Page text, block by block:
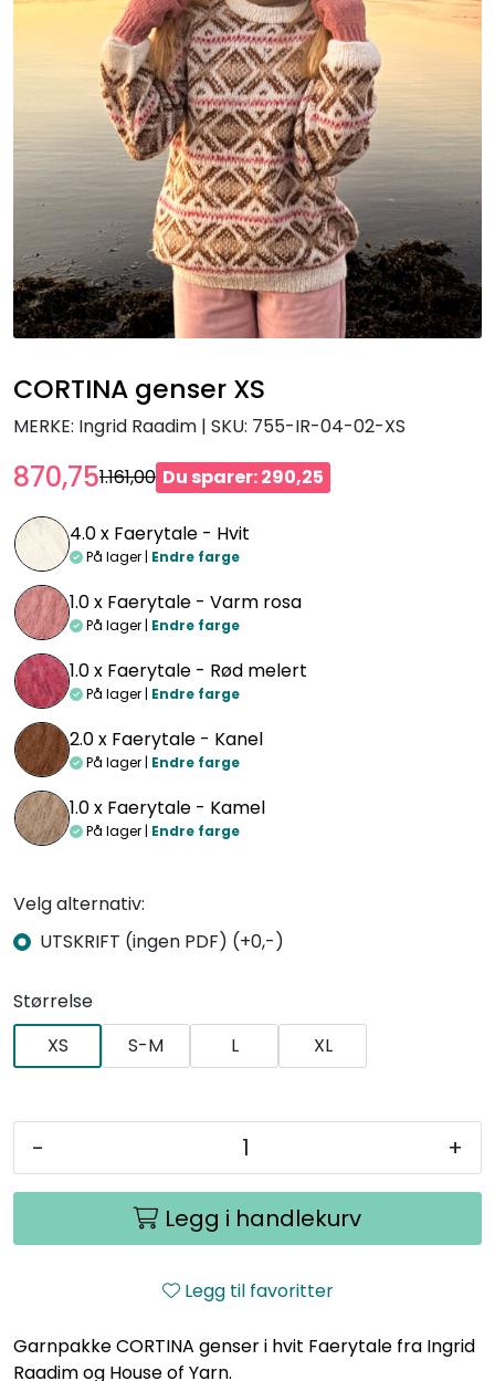
CORTINA genser XS
MERKE: Ingrid Raadim | SKU: 755-IR-04-02-XS
870,751.161,00 Du sparer: 290,25
4.0 x Faerytale - Hvit
På lager | Endre farge
1.0 x Faerytale - Varm rosa
På lager | Endre farge
1.0 x Faerytale - Rød melert
På lager | Endre farge
2.0 x Faerytale - Kanel
På lager | Endre farge
1.0 x Faerytale - Kamel
På lager | Endre farge
Velg alternativ:
UTSKRIFT (ingen PDF) (+0,-)
Størrelse
XS
S-M L XL
- +
Legg i handlekurv
Legg til favoritter
Garnpakke CORTINA genser i hvit Faerytale fra Ingrid
Raadim og House of Yarn.